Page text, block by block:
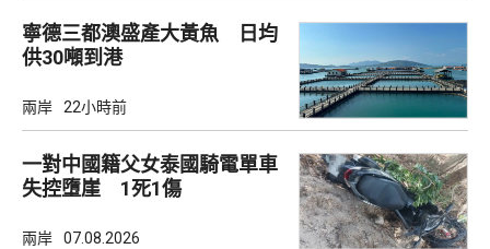
寧德三都澳盛產大黃魚 日均
供30噸到港
兩岸 22小時前
一對中國籍父女泰國騎電單車
失控墮崖 1死1傷
兩岸 07.08.2026